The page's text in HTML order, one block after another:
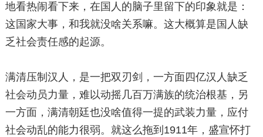
地看热闹看下来，在国人的脑子里留下的印象就是：
这国家大事，和我就没啥关系嘛。这大概算是国人缺
乏社会责任感的起源。
满清压制汉人，是一把双刃剑，一方面四亿汉人缺乏
社会动员力量，难以动摇几百万满族的统治根基，另
一方面，满清朝廷也没啥值得一提的武装力量，应付
社会动乱的能力很弱。就这么拖到1911年，盛宣怀打